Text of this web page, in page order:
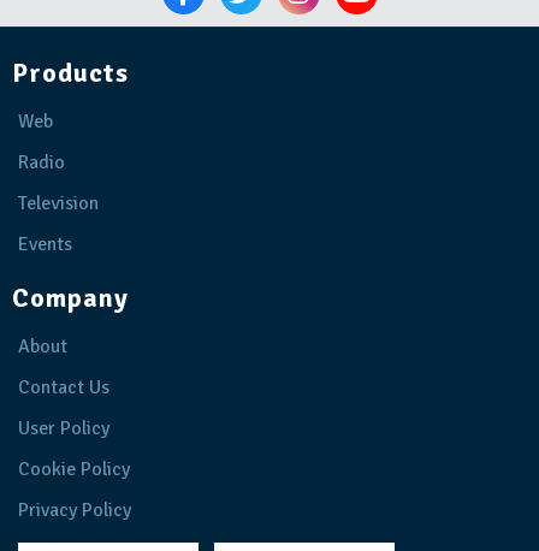
Products
Web
Radio
Television
Events
Company
About
Contact Us
User Policy
Cookie Policy
Privacy Policy